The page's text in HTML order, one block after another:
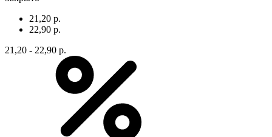
21,20 р.
22,90 р.
21,20 - 22,90 р.